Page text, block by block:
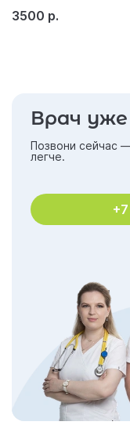
3500 р.
Врач
Позвони сейчас
легче.